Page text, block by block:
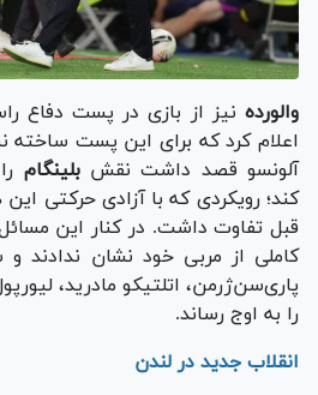
والورده نیز از بازی در پست دفاع
اعلام کرد که برای این پست
آلونسو قصد داشت نقشبلینگام
کند؛ رویکردی که با آزادی حرکتی
قبل تفاوت داشت. در کنار این
کاملی از مربی خود نشان ندادند
پاری‌سن‌ژرمن، اتلتیکو مادرید،
را به اوج رساند.
انقلاب جدید در لندن